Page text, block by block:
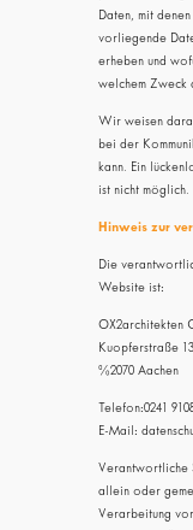
Daten, mit
vorliegende
erheben und
welchem Zweck
Wir weisen
bei der
kann. Ein
ist nicht möglich.
Hinweis zur
Die
Website ist:
OX2architekten
Kuopferstraße 13
%2070 Aachen
Telefon:0241
E-Mail:
Verantwortliche
allein oder
Verarbeitung